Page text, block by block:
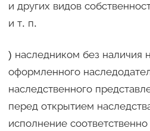
и других видов
и т. п.
) наследником без наличия
оформленного
наследственного
перед открытием
исполнение